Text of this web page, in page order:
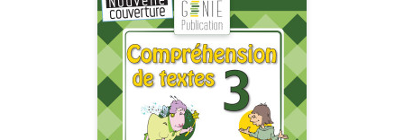
Coup de coeur | L’ile aux trésors – Jeu de table
5,99 $
PDF